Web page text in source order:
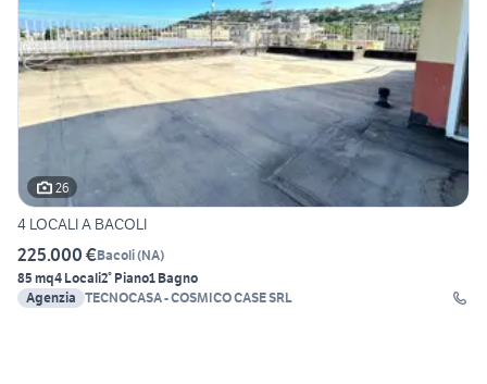
26
4 LOCALI A BACOLI
225.000 €Bacoli(NA)
85 mq4 Locali2° Piano1 Bagno
Agenzia TECNOCASA - COSMICO CASE SRL